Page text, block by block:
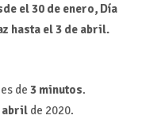
el 30 de enero, Día
hasta el 3 de abril.
de 3 minutos.
abrilde 2020.